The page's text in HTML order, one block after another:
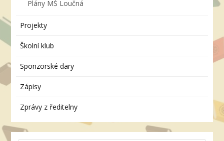
Plány MŠ Loučná
Projekty
Školní klub
Sponzorské dary
Zápisy
Zprávy z ředitelny